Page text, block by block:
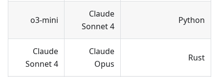
Python
Claude
Sonnet 4
o3-mini
Rust
Claude
Opus
Claude
Sonnet 4